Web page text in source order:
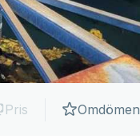
Pris Omdömen